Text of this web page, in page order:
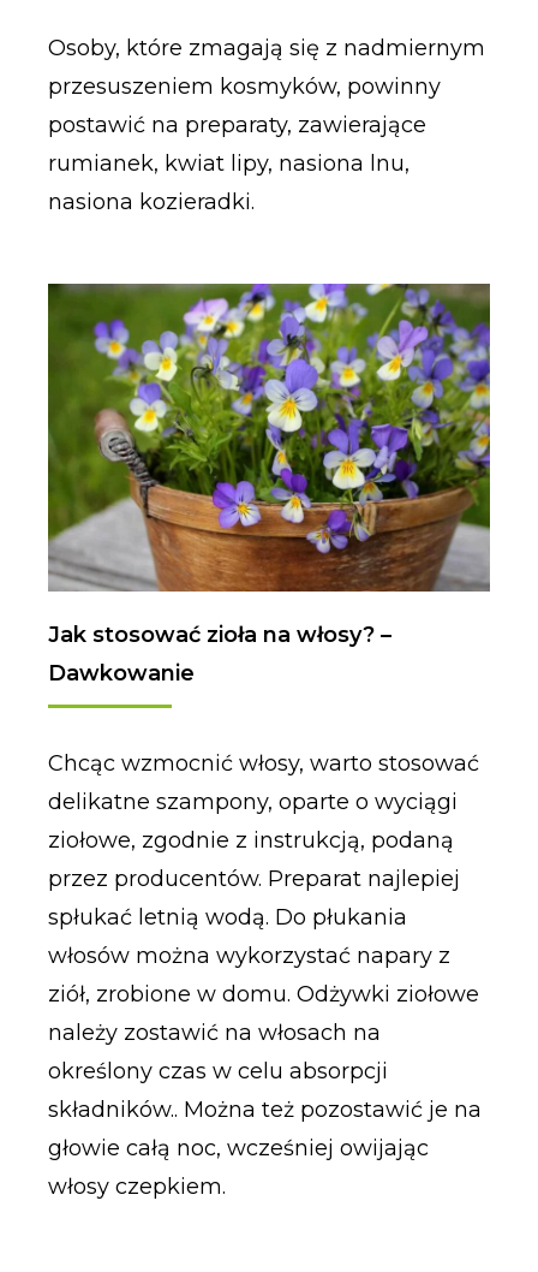
Osoby, które zmagają się z nadmiernym
przesuszeniem kosmyków, powinny
postawić na preparaty, zawierające
rumianek, kwiat lipy, nasiona lnu,
nasiona kozieradki.
Jak stosować zioła na włosy? –
Dawkowanie
Chcąc wzmocnić włosy, warto stosować
delikatne szampony, oparte o wyciągi
ziołowe, zgodnie z instrukcją, podaną
przez producentów. Preparat najlepiej
spłukać letnią wodą. Do płukania
włosów można wykorzystać napary z
ziół, zrobione w domu. Odżywki ziołowe
należy zostawić na włosach na
określony czas w celu absorpcji
składników.. Można też pozostawić je na
głowie całą noc, wcześniej owijając
włosy czepkiem.